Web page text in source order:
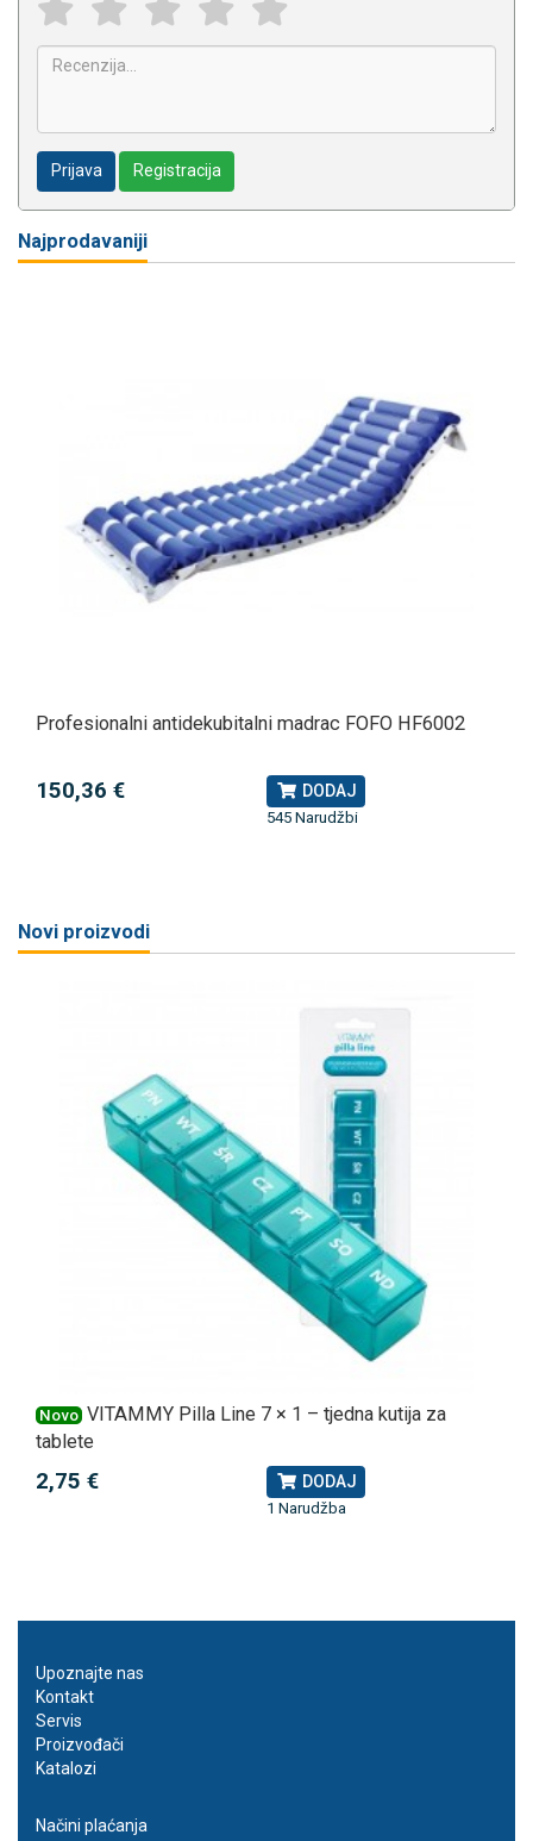
Prijava Registracija
Najprodavaniji
Profesionalni antidekubitalni madrac FOFO HF6002
150,36 € DODAJ
545 Narudžbi
Novi proizvodi
Novo VITAMMY Pilla Line 7 × 1 – tjedna kutija za
tablete
2,75 € DODAJ
1 Narudžba
Upoznajte nas
Kontakt
Servis
Proizvođači
Katalozi
Načini plaćanja